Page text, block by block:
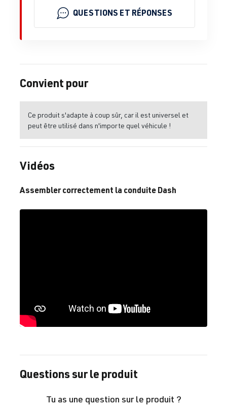
QUESTIONS ET RÉPONSES
Convient pour
Ce produit s'adapte à coup sûr, car il est universel et
peut être utilisé dans n'importe quel véhicule !
Vidéos
Assembler correctement la conduite Dash
Questions sur le produit
Tu as une question sur le produit ?